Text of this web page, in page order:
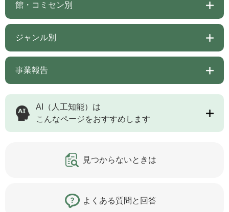
館・コミセン別
ジャンル別
事業報告
AI（人工知能）は
こんなページをおすすめします
見つからないときは
よくある質問と回答